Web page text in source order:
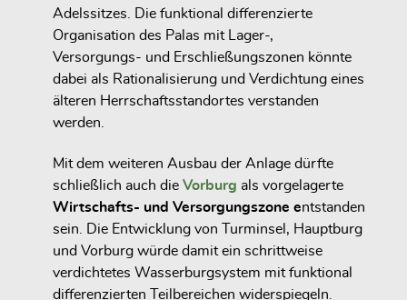
Adelssitzes. Die funktional differenzierte
Organisation des Palas mit Lager-,
Versorgungs- und Erschließungszonen könnte
dabei als Rationalisierung und Verdichtung eines
älteren Herrschaftsstandortes verstanden
werden.
Mit dem weiteren Ausbau der Anlage dürfte
schließlich auch die Vorburg als vorgelagerte
Wirtschafts- und Versorgungszone entstanden
sein. Die Entwicklung von Turminsel, Hauptburg
und Vorburg würde damit ein schrittweise
verdichtetes Wasserburgsystem mit funktional
differenzierten Teilbereichen widerspiegeln.